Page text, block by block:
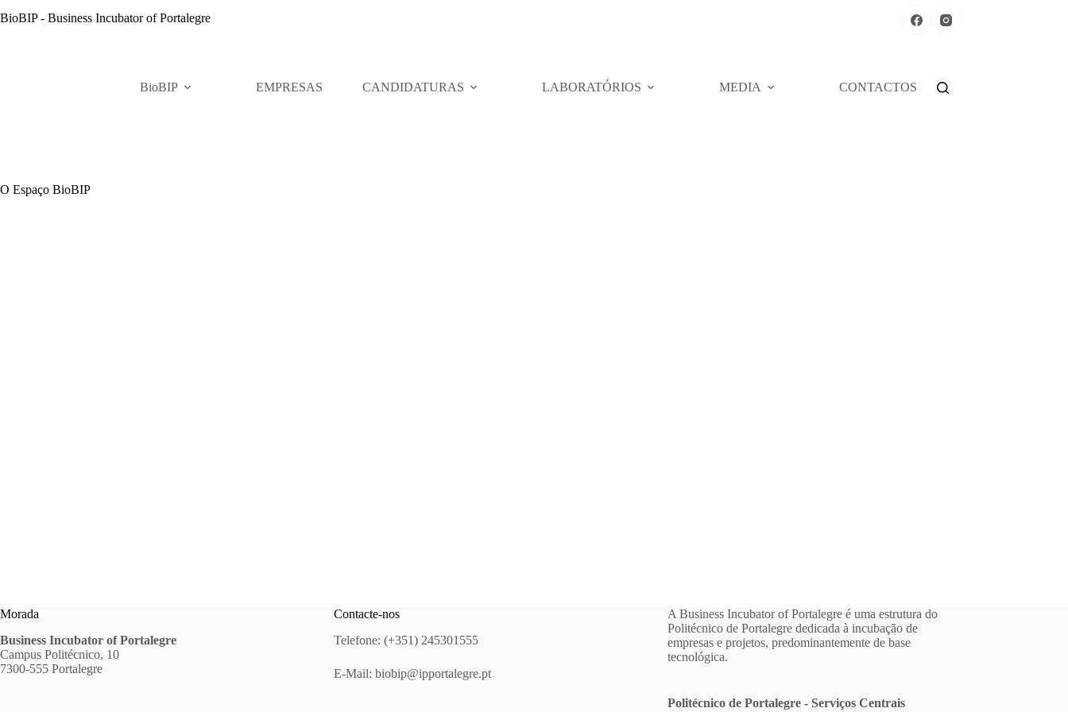
para
BioBIP - Business Incubator of Portalegre
BioBIP EMPRESAS CANDIDATURAS LABORATÓRIOS MEDIA CONTACTOS
O Espaço BioBIP
Morada
Business Incubator of Portalegre
Campus Politécnico, 10
7300-555 Portalegre
Contacte-nos
Telefone: (+351) 245301555
E-Mail: biobip@ipportalegre.pt
A Business Incubator of Portalegre é uma estrutura do
Politécnico de Portalegre dedicada à incubação de
empresas e projetos, predominantemente de base
tecnológica.
Politécnico de Portalegre - Serviços Centrais